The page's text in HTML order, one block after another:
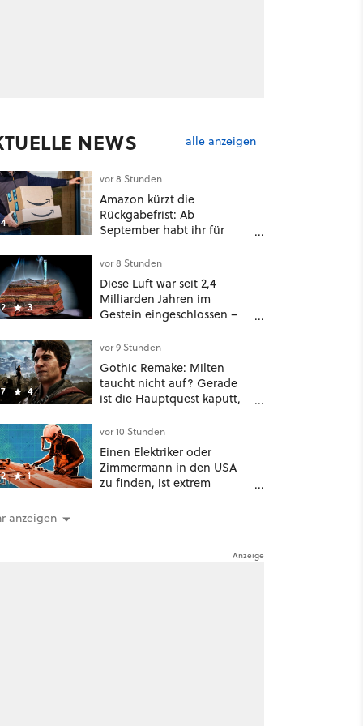
NEWS alle anzeigen
vor 8 Stunden
Amazon kürzt die
Rückgabefrist: Ab
September habt ihr für
Tage
3
vor 8 Stunden
Diese Luft war seit 2,4
Milliarden Jahren im
Gestein eingeschlossen –
4
vor 9 Stunden
Gothic Remake: Milten
taucht nicht auf? Gerade
ist die Hauptquest kaputt,
1
vor 10 Stunden
Einen Elektriker oder
Zimmermann in den USA
zu finden, ist extrem
anzeigen